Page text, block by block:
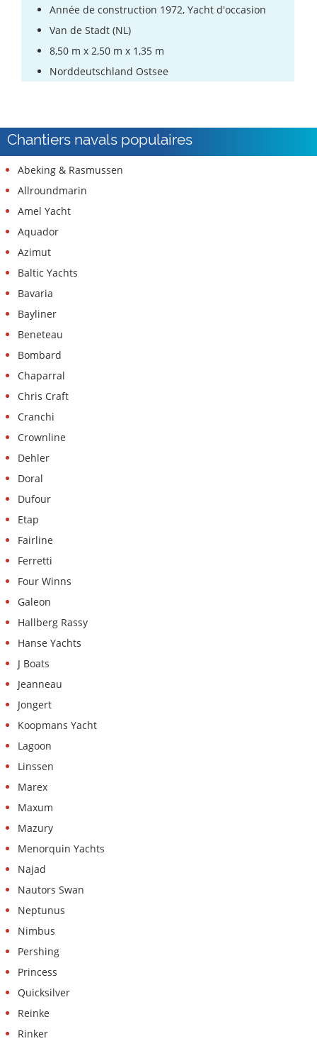
Année de construction 1972, Yacht d'occasion
Van de Stadt (NL)
8,50 m x 2,50 m x 1,35 m
Norddeutschland Ostsee
Chantiers navals populaires
Abeking & Rasmussen
Allroundmarin
Amel Yacht
Aquador
Azimut
Baltic Yachts
Bavaria
Bayliner
Beneteau
Bombard
Chaparral
Chris Craft
Cranchi
Crownline
Dehler
Doral
Dufour
Etap
Fairline
Ferretti
Four Winns
Galeon
Hallberg Rassy
Hanse Yachts
J Boats
Jeanneau
Jongert
Koopmans Yacht
Lagoon
Linssen
Marex
Maxum
Mazury
Menorquin Yachts
Najad
Nautors Swan
Neptunus
Nimbus
Pershing
Princess
Quicksilver
Reinke
Rinker